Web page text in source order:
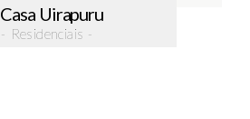
Casa Uirapuru
- Residenciais -